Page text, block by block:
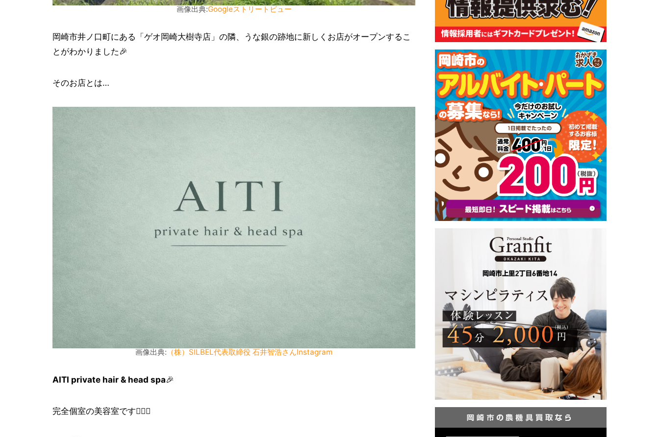
画像出典:Googleストリートビュー
岡崎市井ノ口町にある「ゲオ岡崎大樹寺店」の隣、うな銀の跡地に新しくお店がオープンするこ
とがわかりました🎉
そのお店とは…
画像出典: （株）SILBEL代表取締役 石井智浩さんInstagram
AITI private hair & head spa🎉
完全個室の美容室です💇‍♀️✨